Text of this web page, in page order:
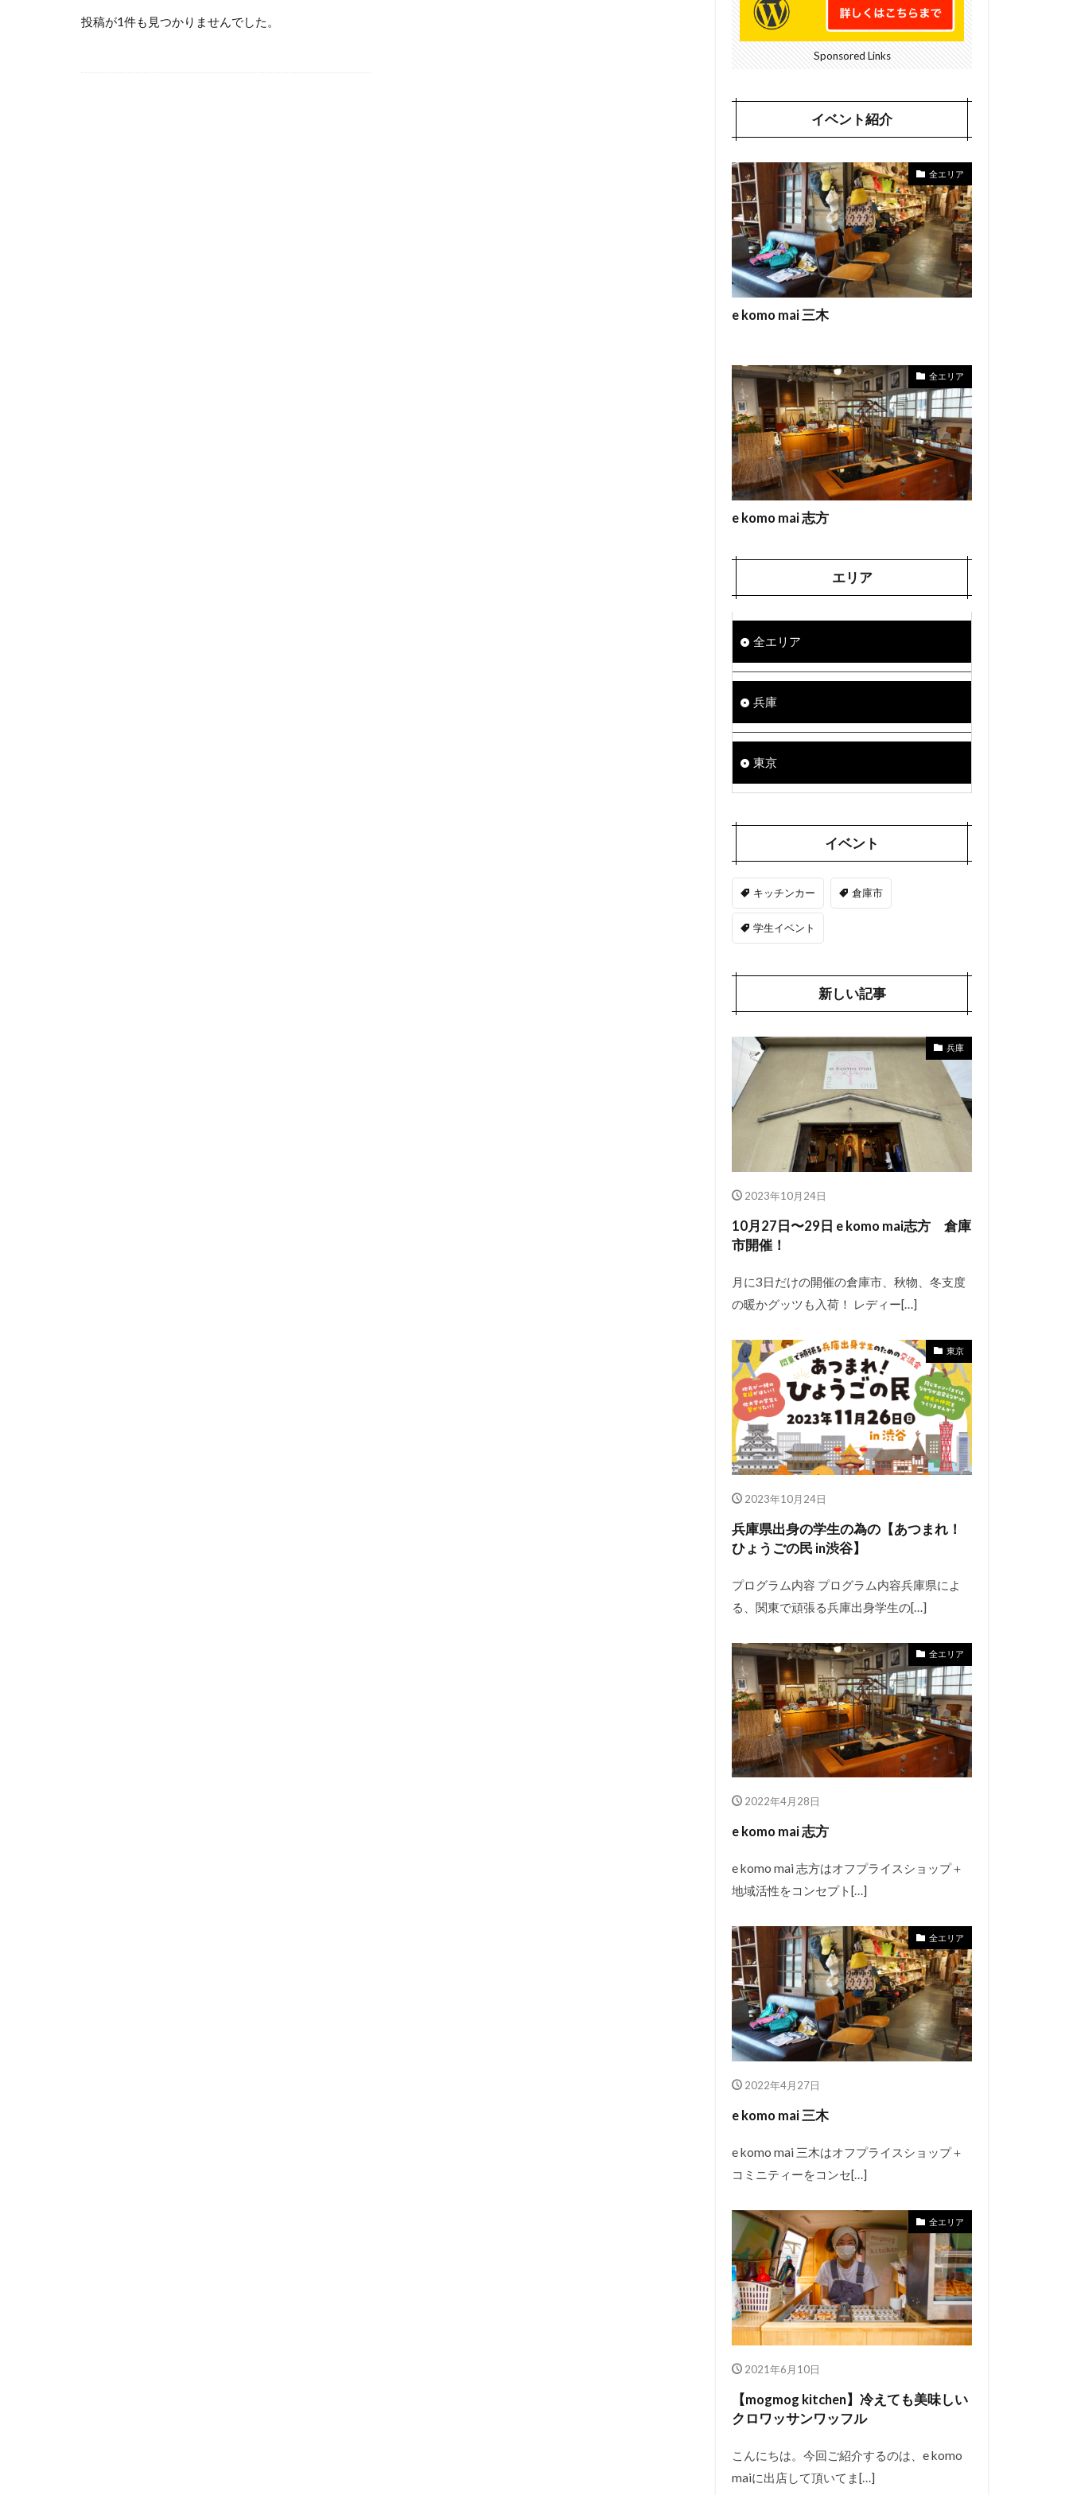
投稿が1件も見つかりませんでした。
Sponsored Links
イベント紹介
全エリア
e komo mai 三木
全エリア
e komo mai 志方
エリア
全エリア
兵庫
東京
イベント
キッチンカー 倉庫市
学生イベント
新しい記事
兵庫
2023年10月24日
10月27日〜29日 e komo mai志方 倉庫
市開催！
月に3日だけの開催の倉庫市、秋物、冬支度
の暖かグッツも入荷！ レディー[…]
東京
2023年10月24日
兵庫県出身の学生の為の【あつまれ！
ひょうごの民 in渋谷】
プログラム内容 プログラム内容兵庫県によ
る、関東で頑張る兵庫出身学生の[…]
全エリア
2022年4月28日
e komo mai 志方
e komo mai 志方はオフプライスショップ＋
地域活性をコンセプト[…]
全エリア
2022年4月27日
e komo mai 三木
e komo mai 三木はオフプライスショップ＋
コミニティーをコンセ[…]
全エリア
2021年6月10日
【mogmog kitchen】冷えても美味しい
クロワッサンワッフル
こんにちは。今回ご紹介するのは、e komo
maiに出店して頂いてま[…]